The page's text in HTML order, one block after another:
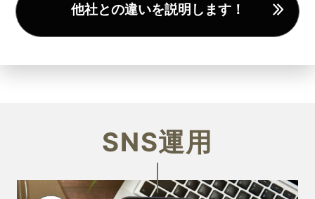
他社との違いを説明します！
SNS運用